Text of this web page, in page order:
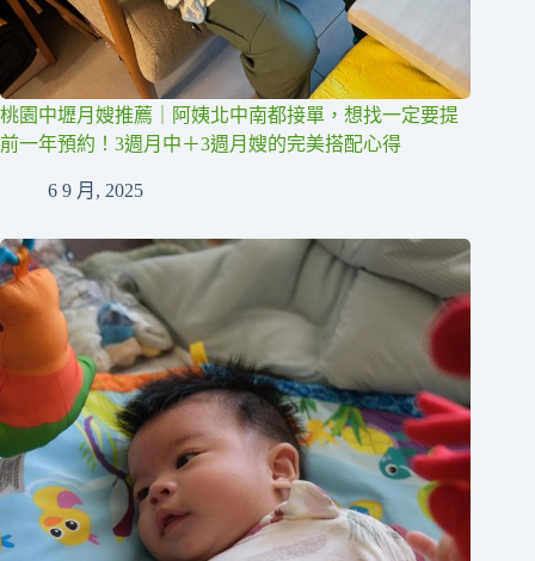
桃園中壢月嫂推薦｜阿姨北中南都接單，想找一定要提
前一年預約！3週月中＋3週月嫂的完美搭配心得
6 9 月, 2025